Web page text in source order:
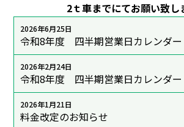
2ｔ車までにてお願い致し
令和8年度 四半期営業日カレンダー
2026年6月25日
令和8年度 四半期営業日カレンダー
2026年2月24日
料金改定のお知らせ
2026年1月21日